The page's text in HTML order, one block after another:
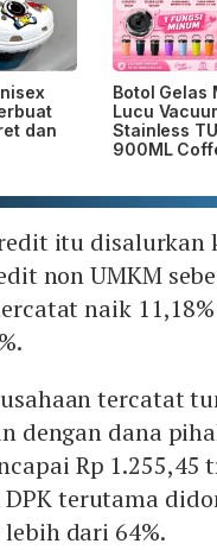
dan
Botol Gelas
Lucu
Stainless
900ML
itu disalurkan
non UMKM
naik
tercatat
dengan dana
Rp
terutama
lebih dari 64%.